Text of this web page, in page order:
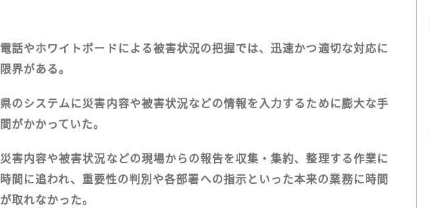
電話やホワイトボードによる被害状況の把握では、迅速かつ適切な対応に
限界がある。
県のシステムに災害内容や被害状況などの情報を入力するために膨大な手
間がかかっていた。
災害内容や被害状況などの現場からの報告を収集・集約、整理する作業に
時間に追われ、重要性の判別や各部署への指示といった本来の業務に時間
が取れなかった。